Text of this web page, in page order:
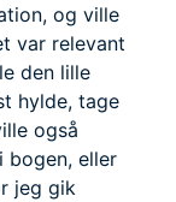
og ville
var relevant
den lille
hylde, tage
også
bogen, eller
jeg gik